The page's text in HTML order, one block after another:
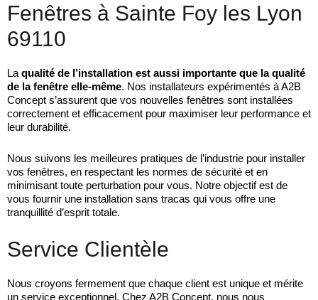
Fenêtres à Sainte Foy les Lyon
69110
La qualité de l’installation est aussi importante que la qualité
de la fenêtre elle-même. Nos installateurs expérimentés à A2B
Concept s’assurent que vos nouvelles fenêtres sont installées
correctement et efficacement pour maximiser leur performance et
leur durabilité.
Nous suivons les meilleures pratiques de l’industrie pour installer
vos fenêtres, en respectant les normes de sécurité et en
minimisant toute perturbation pour vous. Notre objectif est de
vous fournir une installation sans tracas qui vous offre une
tranquillité d’esprit totale.
Service Clientèle
Nous croyons fermement que chaque client est unique et mérite
un service exceptionnel. Chez A2B Concept, nous nous